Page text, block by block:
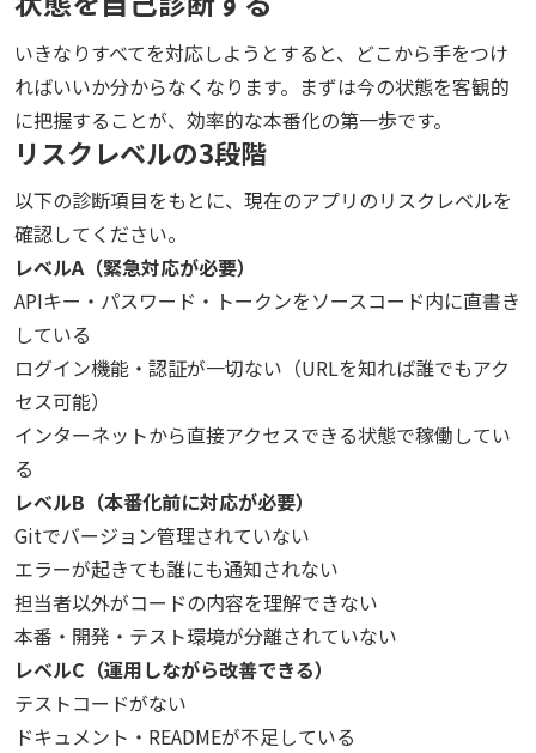
いきなりすべてを対応しようとすると、どこから手をつけ
ればいいか分からなくなります。まずは今の状態を客観的
に把握することが、効率的な本番化の第一歩です。
リスクレベルの3段階
以下の診断項目をもとに、現在のアプリのリスクレベルを
確認してください。
レベルA（緊急対応が必要）
APIキー・パスワード・トークンをソースコード内に直書き
している
ログイン機能・認証が一切ない（URLを知れば誰でもアク
セス可能）
インターネットから直接アクセスできる状態で稼働してい
る
レベルB（本番化前に対応が必要）
Gitでバージョン管理されていない
エラーが起きても誰にも通知されない
担当者以外がコードの内容を理解できない
本番・開発・テスト環境が分離されていない
レベルC（運用しながら改善できる）
テストコードがない
ドキュメント・READMEが不足している